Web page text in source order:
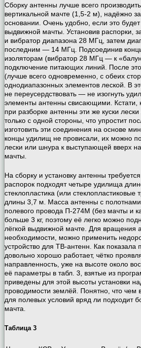
Сборку антенны лучше всего
вертикальной мачте (1,5-2 м), надёжно
основании. Очень удобно, если это
выдвижной мачты. Установив распорки,
и вибратор диапазона 28 МГц, затем
последним — 14 МГц. Подсоединив
изоляторам (вибратор 28 МГц — к
подключение питающих линий. После
(лучше всего одновременно, с обеих
однодиапазонных элементов леской. В
не переусердствовать — не изогнуть
элементы антенны свисающими. Кстати,
при разборке антенны эти же куски
только с одной стороны, что упростит
изготовить эти соединения на основе
концы удилищ не провисали, их можно
лески или шнура к выступающей вверх
мачты.
На сборку и установку антенны
распорок подходят четыре удилища
стеклопластика (или
длины 3,7 м. Масса антенны с
полевого провода П-274М (без мачты и
больше 3 кг, поэтому её легко можно
лёгкой выдвижной мачте. Для вращения
необходимости, можно применить
устройство для ТВ-антенн. Как показала
довольно хорошо работает, чётко
направленность, уже на высоте около
её параметры в табл. 3, взятые из
приведены для этой высоты установки
проводимости землёй. Понятно, что
для полевых условий вряд ли подходит
мачта.
Таблица 3